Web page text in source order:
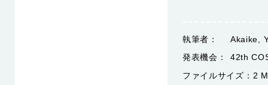
執筆者：
Akaike,
発表機会：
42th
ファイルサイズ： 2